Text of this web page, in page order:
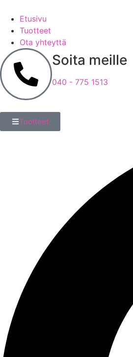
Etusivu
Tuotteet
Ota yhteyttä
Soita meille
040 - 775 1513
Tuotteet